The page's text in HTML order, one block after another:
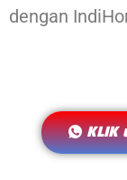
dengan
KLIK